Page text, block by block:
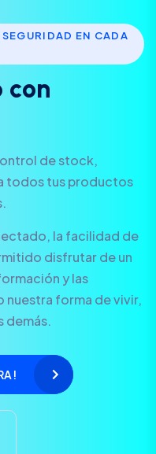
EN CADA
con
de stock,
todos tus productos
la facilidad de
disfrutar de un
y las
forma de vivir,
demás.